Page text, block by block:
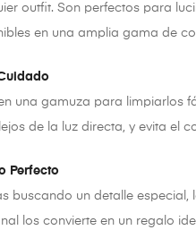
outfit. Son perfectos para
en una amplia gama de
una gamuza para limpiarlos
de la luz directa, y evita el
Perfecto
buscando un detalle especial,
los convierte en un regalo